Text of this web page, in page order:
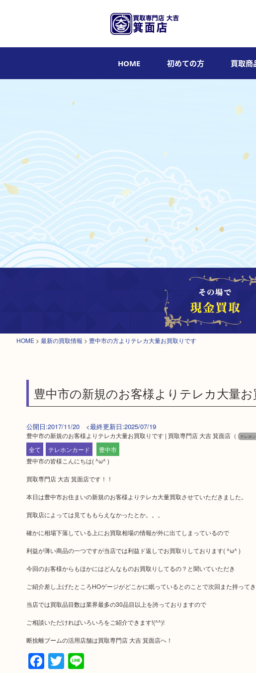
HOME 初めての方 買取商
HOME > 最新の買取情報 > 豊中市の方よりテレカ大量お買取りです
豊中市の新規のお客様よりテレカ大量
公開日:2017/11/20 <最終更新日:2025/07/19
豊中市の新規のお客様よりテレカ大量お買取りです | 買取専門店 大吉 箕面店（ テレホ
全て
テレホンカード
豊中市
豊中市の皆様こんにちは( ^ω^ )
買取専門店 大吉 箕面店です！！
本日は豊中市お住まいの新規のお客様よりテレカ大量買取させていただきました。
買取店によっては見てももらえなかったとか。。。
確かに相場下落している上にお買取相場の情報が外に出てしまっているので
利益が薄い商品の一つですが当店では利益ド返しでお買取りしております( ^ω^ )
今回のお客様からもほかにはどんなものお買取りしてるの？と聞いていただき
ご紹介差し上げたところHOゲージがどこかに眠っているとのことで次回また持って
当店では買取品目数は業界最多の30品目以上を誇っておりますので
ご相談いただければいろいろをご紹介できます!(^^)!
断捨離ブームの活用店舗は買取専門店 大吉 箕面店へ！
Facebook
Twitter
Line